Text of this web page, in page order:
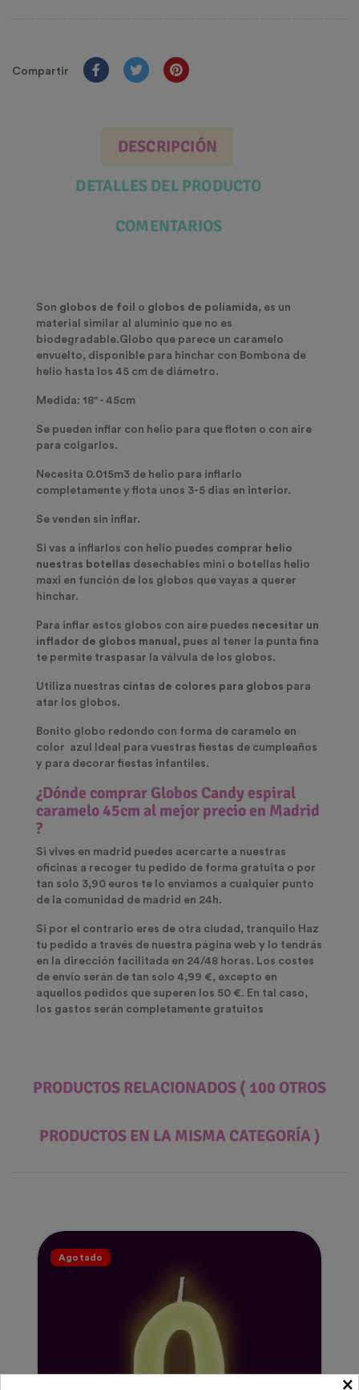
Compartir
DESCRIPCIÓN
DETALLES DEL PRODUCTO
COMENTARIOS
Son globos de foil o globos de poliamida, es un
material similar al aluminio que no es
biodegradable.Globo que parece un caramelo
envuelto, disponible para hinchar con Bombona de
helio hasta los 45 cm de diámetro.
Medida: 18" - 45cm
Se pueden inflar con helio para que floten o con aire
para colgarlos.
Necesita 0.015m3 de helio para inflarlo
completamente y flota unos 3-5 dias en interior.
Se venden sin inflar.
Si vas a inflarlos con helio puedes comprar helio
nuestras botellas desechables mini o botellas helio
maxi en función de los globos que vayas a querer
hinchar.
Para inflar estos globos con aire puedes necesitar un
inflador de globos manual , pues al tener la punta fina
te permite traspasar la válvula de los globos.
Utiliza nuestras cintas de colores para globos para
atar los globos.
Bonito globo redondo con forma de caramelo en
color azul Ideal para vuestras fiestas de cumpleaños
y para decorar fiestas infantiles.
¿Dónde comprar Globos Candy espiral
caramelo 45cm al mejor precio en Madrid
?
Si vives en madrid puedes acercarte a nuestras
oficinas a recoger tu pedido de forma gratuita o por
tan solo 3,90 euros te lo enviamos a cualquier punto
de la comunidad de madrid en 24h.
Si por el contrario eres de otra ciudad, tranquilo Haz
tu pedido a través de nuestra página web y lo tendrás
en la dirección facilitada en 24/48 horas. Los costes
de envío serán de tan solo 4,99 €, excepto en
aquellos pedidos que superen los 50 €. En tal caso,
los gastos serán completamente gratuitos
PRODUCTOS RELACIONADOS ( 100 OTROS
PRODUCTOS EN LA MISMA CATEGORÍA )
Agotado
×